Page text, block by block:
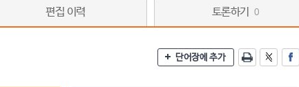
편집 이력 토론하기 0
단어장에 추가